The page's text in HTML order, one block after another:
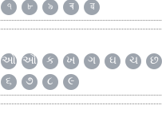
৭ ৮ ৯ ৰ ৱ
ઓ ઔ ક ખ ગ ઘ ચ છ
૬ ૭ ૮ ૯